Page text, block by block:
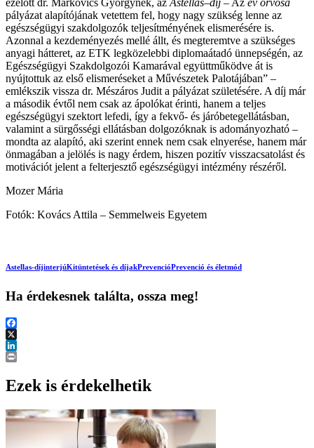
ezelőtt dr. Markovics Györgynek, az Astellas–díj – Az év orvosa
pályázat alapítójának vetettem fel, hogy nagy szükség lenne az
egészségügyi szakdolgozók teljesítményének elismerésére is.
Azonnal a kezdeményezés mellé állt, és megteremtve a szükséges
anyagi hátteret, az ETK legközelebbi diplomaátadó ünnepségén, az
Egészségügyi Szakdolgozói Kamarával együttműködve át is
nyújtottuk az első elismeréseket a Művészetek Palotájában” –
emlékszik vissza dr. Mészáros Judit a pályázat születésére. A díj már
a második évtől nem csak az ápolókat érinti, hanem a teljes
egészségügyi szektort lefedi, így a fekvő- és járóbetegellátásban,
valamint a sürgősségi ellátásban dolgozóknak is adományozható –
mondta az alapító, aki szerint ennek nem csak elnyerése, hanem már
önmagában a jelölés is nagy érdem, hiszen pozitív visszacsatolást és
motivációt jelent a felterjesztő egészségügyi intézmény részéről.
Mozer Mária
Fotók: Kovács Attila – Semmelweis Egyetem
Astellas-díjinterjúKitüntetések és díjakPrevencióPrevenció és életmód
Ha érdekesnek találta, ossza meg!
Facebook
X
LinkedIn
Ezek is érdekelhetik